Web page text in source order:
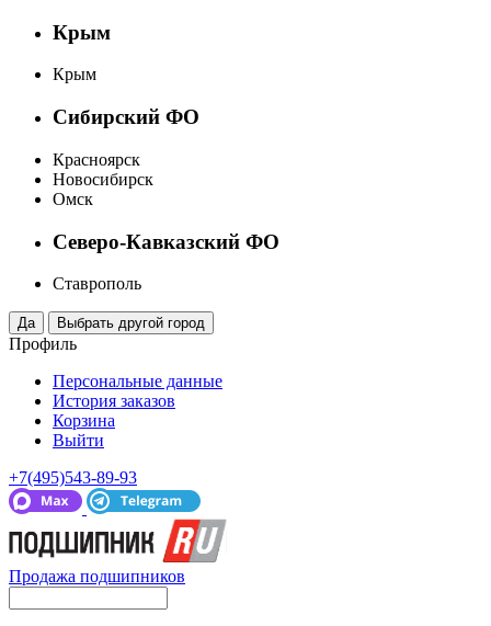
Крым
Крым
Сибирский ФО
Красноярск
Новосибирск
Омск
Северо-Кавказский ФО
Ставрополь
Профиль
Персональные данные
История заказов
Корзина
Выйти
+7(495)543-89-93
Продажа подшипников